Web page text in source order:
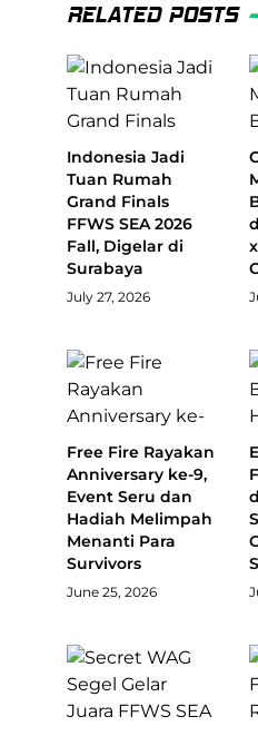
RELATED POSTS
Indonesia Jadi
Tuan Rumah
Grand Finals
FFWS SEA 2026
Fall, Digelar di
Surabaya
July 27, 2026
Free Fire Rayakan
Anniversary ke-9,
Event Seru dan
Hadiah Melimpah
Menanti Para
Survivors
June 25, 2026